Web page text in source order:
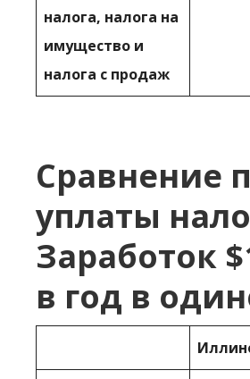
налога, налога на
имущество и
налога с продаж
Сравнение
уплаты
Заработок
в год в